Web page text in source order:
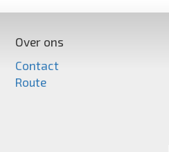
Over ons
Contact
Route